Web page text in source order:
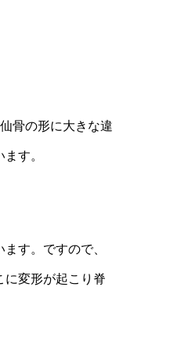
骨の形に大きな違
す。
す。ですので、
変形が起こり脊